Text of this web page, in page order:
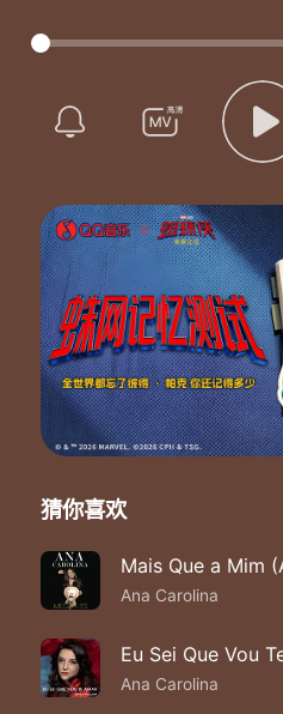
Os meus passos vão
As folhas pelo chão
Que um dia o vento vai
Com você eu sinto o
Daria pra escrever um
Se eu fosse contar
Seu olhar me diz que
Quer me acompanhar
猜你喜欢
Mais Que a Mim
Ana Carolina
Eu Sei Que Vou
Ana Carolina